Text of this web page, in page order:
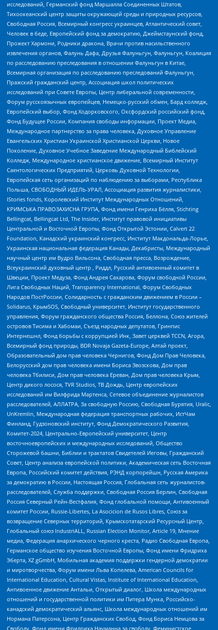
исследований, Германский фонд Маршалла Соединенных Штатов,
Тихоокеанский центр защиты окружающей среды и природных ресурсов,
Свободная Россия, Всемирный конгресс украинцев, Атлантический совет,
Человек в беде, Европейский фонд за демократию, Джеймстаунский фонд,
Прожект Хармони, Родники дракона, Врачи против насильственного
извлечения органов, Фалунь Дафа, Друзья Фалуньгун, Фалуньгун, Коалиция
по расследованию преследования в отношении Фалуньгун в Китае,
Всемирная организация по расследованию преследований Фалуньгун,
Пражский гражданский центр, Ассоциация школ политических
исследований при Совете Европы, Центр либеральной современности,
Форум русскоязычных европейцев, Немецко-русский обмен, Бард колледж,
Европейский выбор, Фонд Ходорковского, Оксфордский российский фонд,
Фонд Будущее России, Компания свободы информации, Проект Медиа,
Международное партнерство за права человека, Духовное Управление
Евангельских Христиан Украинской Христианской Церкви, Новое
Поколение, Духовное Учебное Заведение Международный Библейский
Колледж, Международное христианское движение, Всемирный Институт
Саентологических Предприятий, Церковь Духовной Технологии,
Европейская сеть организаций по наблюдению за выборами, Республика
Польша, СВОБОДНЫЙ ИДЕЛЬ-УРАЛ, Ассоциация развития журналистики,
IStories fonds, Королевский Институт Международных Отношений,
КРИМСЬКА ПРАВОЗАХИСНА ГРУПА, Фонд имени Генриха Бёлля, Stichting
Bellingcat, Bellingcat Ltd, The Insider, Институт правовой инициативы
Центральной и Восточной Европы, Фонд Открытой Эстонии, Calvert 22
Foundation, Канадский украинский конгресс, Институт Макдональда-Лорье,
Украинская национальная федерация Канады, Декабристы, Международный
научный центр им Вудро Вильсона, Свободная пресса, Возрождение,
Всеукраинский духовный центр , Риддл, Русский антивоенный комитет в
Швеции, Проект Медуза, Фонд Андрея Сахарова, Форум свободной России,
Лига Свободных Наций, Transparеncy International, Форум Свободных
Народов ПостРоссии, Солидарность с гражданским движением в России –
Solidarus, КрымSOS, Свободный университет, Институт государственного
управления, Форум гражданского общества Россия, Беллона, Союз жителей
островов Тисима и Хабомаи, Съезд народных депутатов, Гринпис
Интернешнл, Фонд борьбы с коррупцией Инк, Завет церквей TCCN, Агора,
Всемирный фонд природы, BDR Novaja Gazeta-Europe, Алтай проект,
Образовательный дом прав человека Чернигов, Фонд Дом Прав Человека,
Белорусский дом прав человека имени Бориса Звозскова, Дом прав
человека Тбилиси, Дом прав человека Ереван, Дом прав человека Крым,
Центр дикого лосося, TVR Studios, ТВ Дождь, Центр европейских
исследований им Вилфрида Мартенса, Сетевое объединение журналистов
расследователей, АЛЛАТРА, За свободную Россию, Свободная Бурятия, Uralic,
UnKremlin, Международная федерация транспортных рабочих, ИстЧам
Финланд, Гудзоновский институт, Фонд Демократического Развития,
Комитет-2024, Центрально-Европейский университет, Центр
восточноевропейских и международных исследований, Общество
Сторожевой башни, Библии и трактатов Свидетелей Иеговы, Гражданский
Совет, Центр анализа европейской политики, Академическая сеть Восточная
Европа, Российский комитет действия, РЭНД корпорейшн, Русская Америка
за демократию в России, Настоящая Россия, Глобальная сеть журналистов-
расследователей, Служба поддержки, Свободная Россия Берлин, Свободная
Россия Северный Рейн-Вестфалия, Фонд глобальной помощи, Антивоенный
комитет России, Russie-Libertes, La Asocicion de Rusos Libres, Союз за
возвращение Северных территорий, Крымскотатарский Ресурсный Центр,
Глобальный союз IndustriALL, Russian Election Monitor, Article 19, Мнение
медиа, Федерация анархического черного креста, Радио Свободная Европа,
Германское общество изучения Восточной Европы, Фонд имени Фридриха
Эберта, XZ gGmbH, Мобильная академия поддержки гендерной демократии
и миротворчества, Форум имени Льва Копелева, American Councils for
International Education, Cultural Vistas, Institute of International Education,
Антивоенное движение Антальи, Открытый диалог, Школа международных
отношений и государственной политики им Питера Мунка, Российско-
канадский демократический альянс, Школа международных отношений им
Нормана Патерсона, Центр Гражданских Свобод, Фонд Бориса Немцова за
Свободу, Фонд имени Фридриха Науманна за свободу, Феминистское